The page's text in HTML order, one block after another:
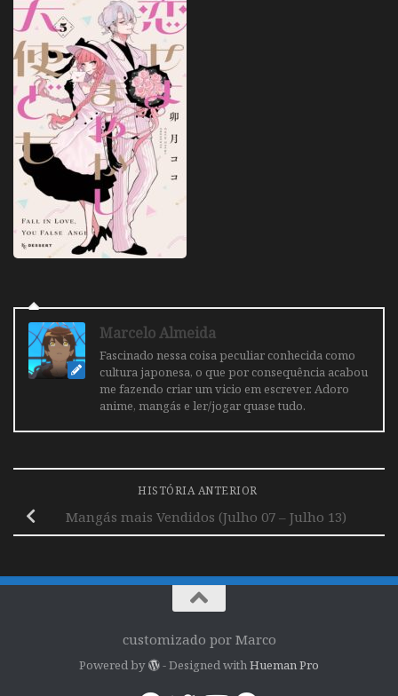
Marcelo Almeida
Fascinado nessa coisa peculiar conhecida como
cultura japonesa, o que por consequência acabou
me fazendo criar um vicio em escrever. Adoro
anime, mangás e ler/jogar quase tudo.
HISTÓRIA ANTERIOR
Mangás mais Vendidos (Julho 07 – Julho 13)
customizado por Marco
Powered by - Designed withHueman Pro